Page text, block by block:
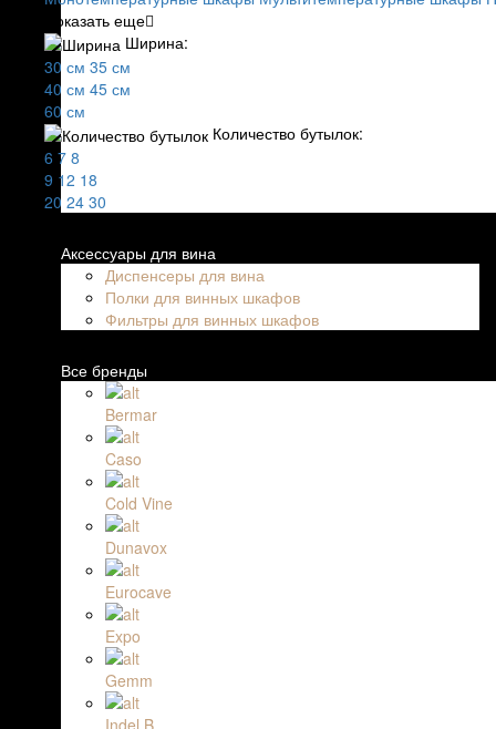
Показать еще
Ширина:
30 см 35 см
40 см 45 см
60 см
Количество бутылок:
6 7 8
9 12 18
20 24 30
Аксессуары для вина
Диспенсеры для вина
Полки для винных шкафов
Фильтры для винных шкафов
Все бренды
Bermar
Caso
Cold Vine
Dunavox
Eurocave
Expo
Gemm